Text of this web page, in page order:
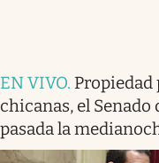
EN VIVO. Propiedad
chicanas, el
pasada la